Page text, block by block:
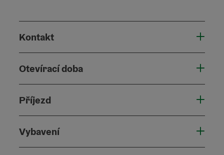
Kontakt
Otevírací doba
Příjezd
Vybavení